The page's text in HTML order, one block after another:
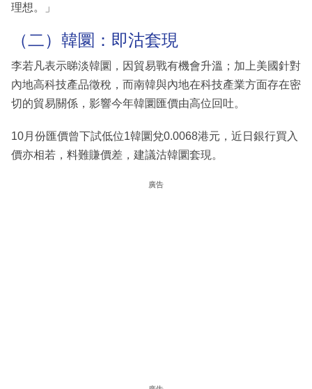
理想。」
（二）韓圜：即沽套現
李若凡表示睇淡韓圜，因貿易戰有機會升溫；加上美國針對
內地高科技產品徵稅，而南韓與內地在科技產業方面存在密
切的貿易關係，影響今年韓圜匯價由高位回吐。
10月份匯價曾下試低位1韓圜兌0.0068港元，近日銀行買入
價亦相若，料難賺價差，建議沽韓圜套現。
廣告